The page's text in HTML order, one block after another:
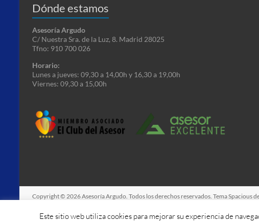
Dónde estamos
Asesoría Argudo
C/ Nuestra Sra. de la Luz, 8. Madrid 28025
Tfno: 910 700 026
Horario:
Lunes a jueves: 09,30 a 14,00h y 16,30 a 19,00h
Viernes: 09,30 a 15,00h
Copyright © 2026Asesoría Argudo . Todos los derechos reservados. TemaSpacious
Este sitio web utiliza cookies para mejorar su experiencia de